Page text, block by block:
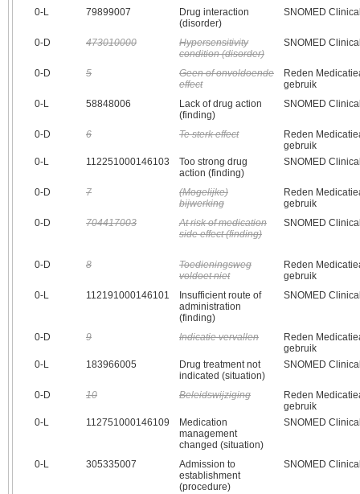
0‑L 79899007
Drug interaction
(disorder)
SNOMED
0‑D 473010000
Hypersensitivity
condition (disorder)
SNOMED
0‑D 5
Geen of onvoldoende
effect
Reden
gebruik
0‑L
58848006
Lack of drug action
(finding)
SNOMED
0‑D 6 Te sterk effect
Reden
gebruik
0‑L
112251000146103
Too strong drug
action (finding)
SNOMED
0‑D 7
(Mogelijke)
bijwerking
Reden
gebruik
0‑D
704417003
At risk of medication
side effect (finding)
SNOMED
0‑D 8
Toedieningsweg
voldoet niet
Reden
gebruik
0‑L
112191000146101
Insufficient route of
administration
(finding)
SNOMED
0‑D 9 Indicatie vervallen
Reden
gebruik
0‑L
183966005
Drug treatment not
indicated (situation)
SNOMED
0‑D 10 Beleidswijziging
Reden
gebruik
0‑L
112751000146109
Medication
management
changed (situation)
SNOMED
0‑L 305335007
Admission to
establishment
(procedure)
SNOMED